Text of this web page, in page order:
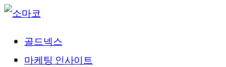
골드넥스
마케팅 인사이트